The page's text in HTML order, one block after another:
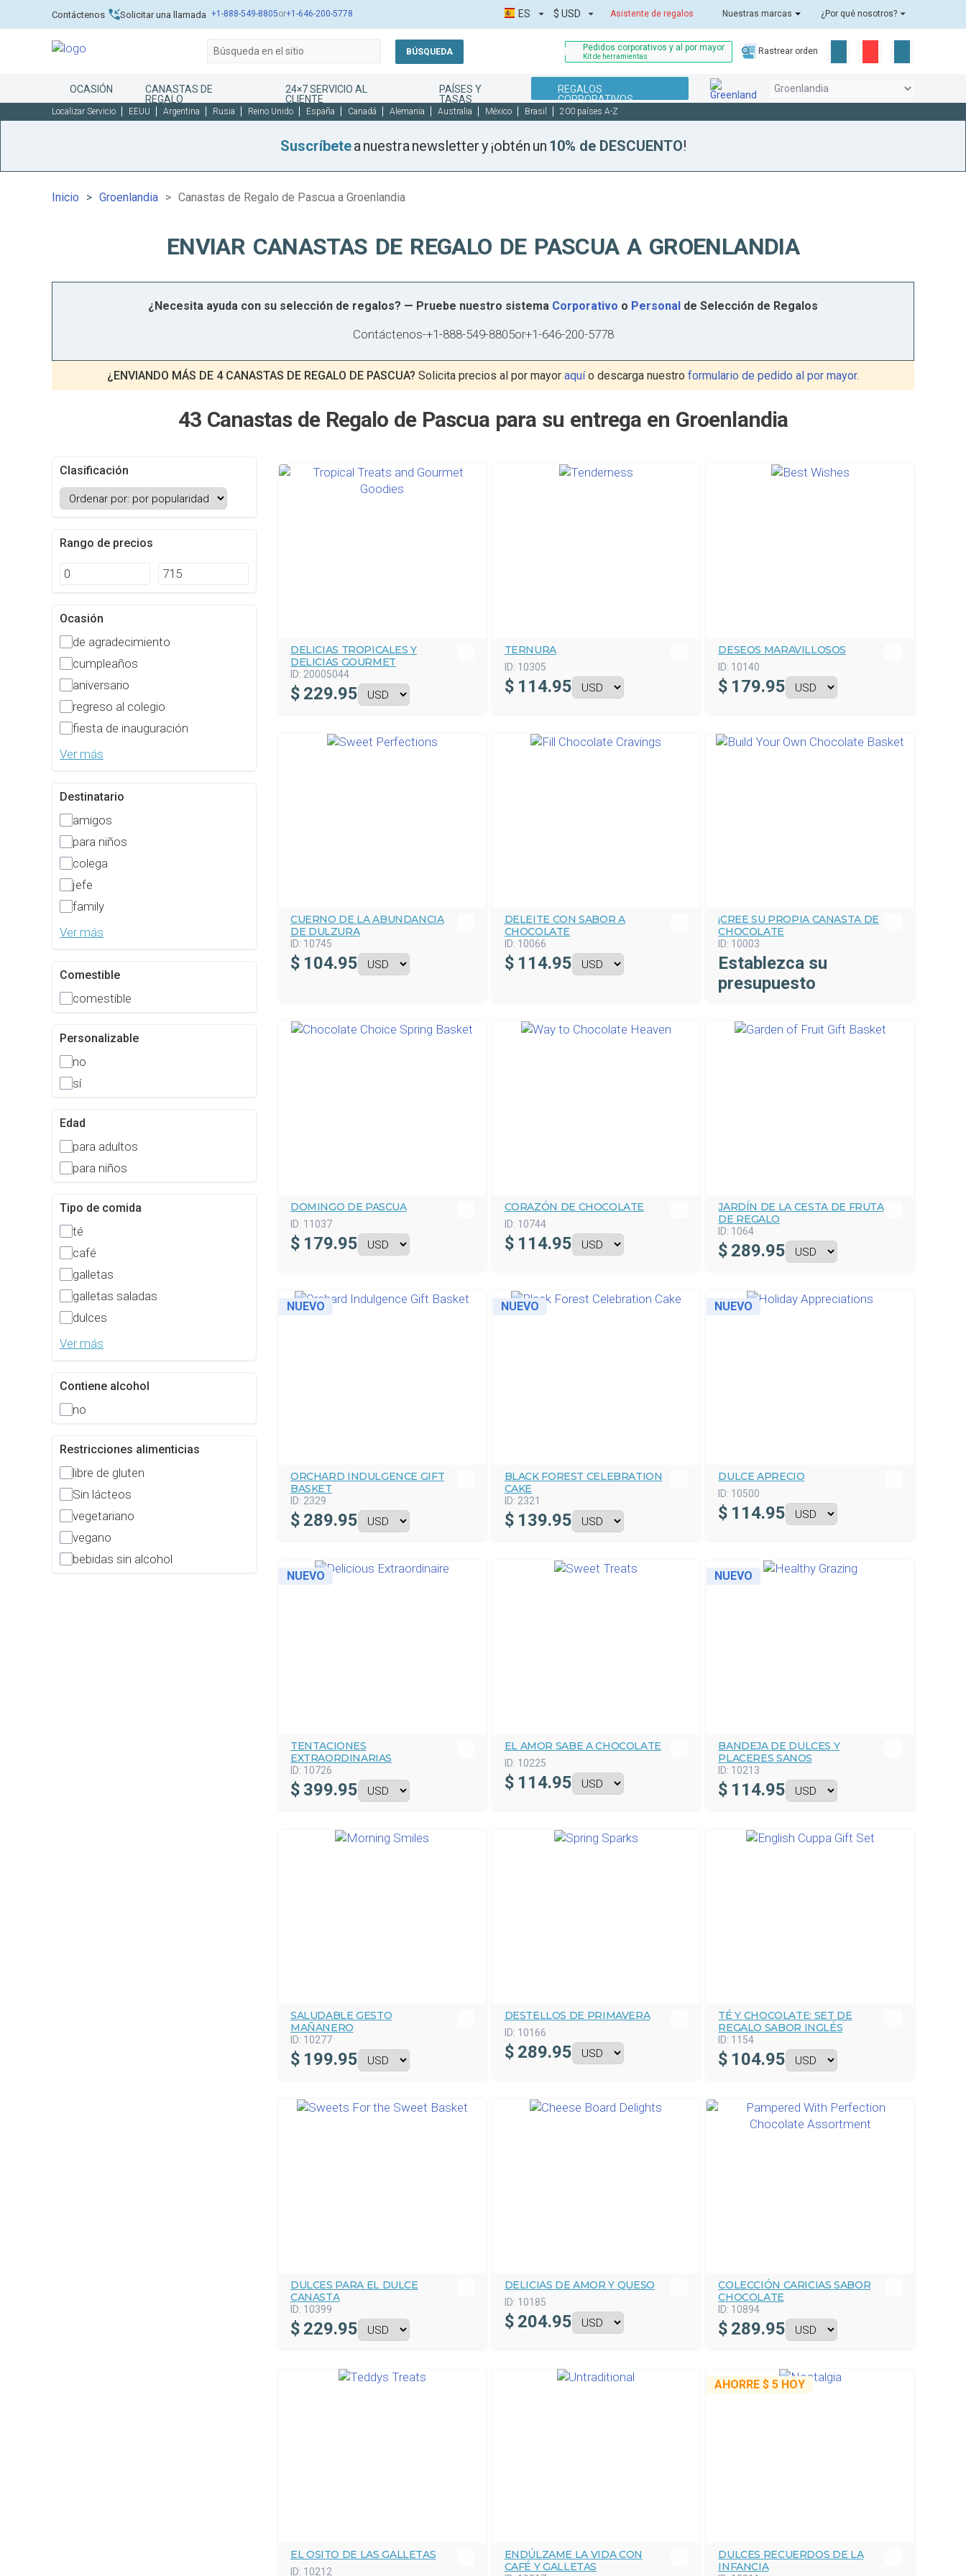
Contáctenos Solicitar una llamada +1-888-549-8805or+1-646-200-5778 Asistente de regalos Nuestras marcas ¿Por qué nosotros?
ES $ USD
BÚSQUEDA Pedidos corporativos y al por mayor
Kit de herramientas
Rastrear orden
OCASIÓN
CANASTAS DE
REGALO
24×7 SERVICIO AL
CLIENTE
PAÍSES Y
TASAS
REGALOS
CORPORATIVOS
Localizar Servicio EEUU Argentina Rusia Reino Unido España Canadá Alemania Australia México Brasil 200 países A-Z
Suscríbetea nuestra newsletter y ¡obtén un 10% de DESCUENTO!
Inicio Groenlandia Canastas de Regalo de Pascua a Groenlandia
ENVIAR CANASTAS DE REGALO DE PASCUA A GROENLANDIA
¿Necesita ayuda con su selección de regalos? — Pruebe nuestro sistema Corporativo o Personal de Selección de Regalos
Contáctenos-+1-888-549-8805or+1-646-200-5778
¿ENVIANDO MÁS DE 4 CANASTAS DE REGALO DE PASCUA? Solicita precios al por mayor aquío descarga nuestro formulario de pedido al por mayor.
43 Canastas de Regalo de Pascua para su entrega en Groenlandia
Clasificación
Rango de precios
Ocasión
de agradecimiento
cumpleaños
aniversario
regreso al colegio
fiesta de inauguración
Ver más
Destinatario
amigos
para niños
colega
jefe
family
Ver más
Comestible
comestible
Personalizable
no
sí
Edad
para adultos
para niños
Tipo de comida
té
café
galletas
galletas saladas
dulces
Ver más
Contiene alcohol
no
Restricciones alimenticias
libre de gluten
Sin lácteos
vegetariano
vegano
bebidas sin alcohol
DELICIAS TROPICALES Y
DELICIAS GOURMET
ID: 20005044
$ 229.95
TERNURA
ID: 10305
$ 114.95
DESEOS MARAVILLOSOS
ID: 10140
$ 179.95
CUERNO DE LA ABUNDANCIA
DE DULZURA
ID: 10745
$ 104.95
DELEITE CON SABOR A
CHOCOLATE
ID: 10066
$ 114.95
¡CREE SU PROPIA CANASTA DE
CHOCOLATE
ID: 10003
Establezca su
presupuesto
DOMINGO DE PASCUA
ID: 11037
$ 179.95
CORAZÓN DE CHOCOLATE
ID: 10744
$ 114.95
JARDÍN DE LA CESTA DE FRUTA
DE REGALO
ID: 1064
$ 289.95
NUEVO
ORCHARD INDULGENCE GIFT
BASKET
ID: 2329
$ 289.95
NUEVO
BLACK FOREST CELEBRATION
CAKE
ID: 2321
$ 139.95
NUEVO
DULCE APRECIO
ID: 10500
$ 114.95
NUEVO
TENTACIONES
EXTRAORDINARIAS
ID: 10726
$ 399.95
EL AMOR SABE A CHOCOLATE
ID: 10225
$ 114.95
NUEVO
BANDEJA DE DULCES Y
PLACERES SANOS
ID: 10213
$ 114.95
SALUDABLE GESTO
MAÑANERO
ID: 10277
$ 199.95
DESTELLOS DE PRIMAVERA
ID: 10166
$ 289.95
TÉ Y CHOCOLATE: SET DE
REGALO SABOR INGLÉS
ID: 1154
$ 104.95
DULCES PARA EL DULCE
CANASTA
ID: 10399
$ 229.95
DELICIAS DE AMOR Y QUESO
ID: 10185
$ 204.95
COLECCIÓN CARICIAS SABOR
CHOCOLATE
ID: 10894
$ 289.95
EL OSITO DE LAS GALLETAS
ID: 10212
ENDÚLZAME LA VIDA CON
CAFÉ Y GALLETAS
AHORRE$ 5 HOY
DULCES RECUERDOS DE LA
INFANCIA